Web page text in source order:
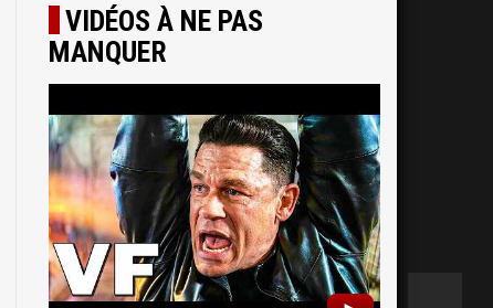
VIDÉOS À NE PAS
MANQUER